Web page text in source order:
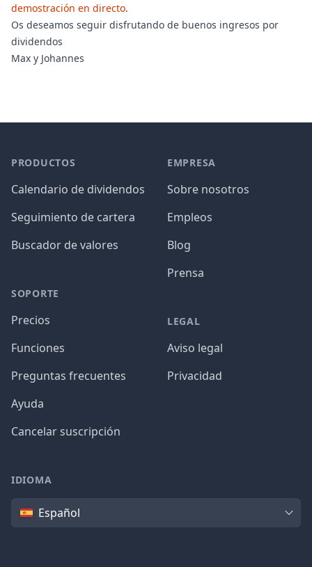
demostración en directo.
Os deseamos seguir disfrutando de buenos ingresos por
dividendos
Max y Johannes
PRODUCTOS
Calendario de dividendos
Seguimiento de cartera
Buscador de valores
SOPORTE
Precios
Funciones
Preguntas frecuentes
Ayuda
Cancelar suscripción
EMPRESA
Sobre nosotros
Empleos
Blog
Prensa
LEGAL
Aviso legal
Privacidad
IDIOMA
IdiomaEspañol